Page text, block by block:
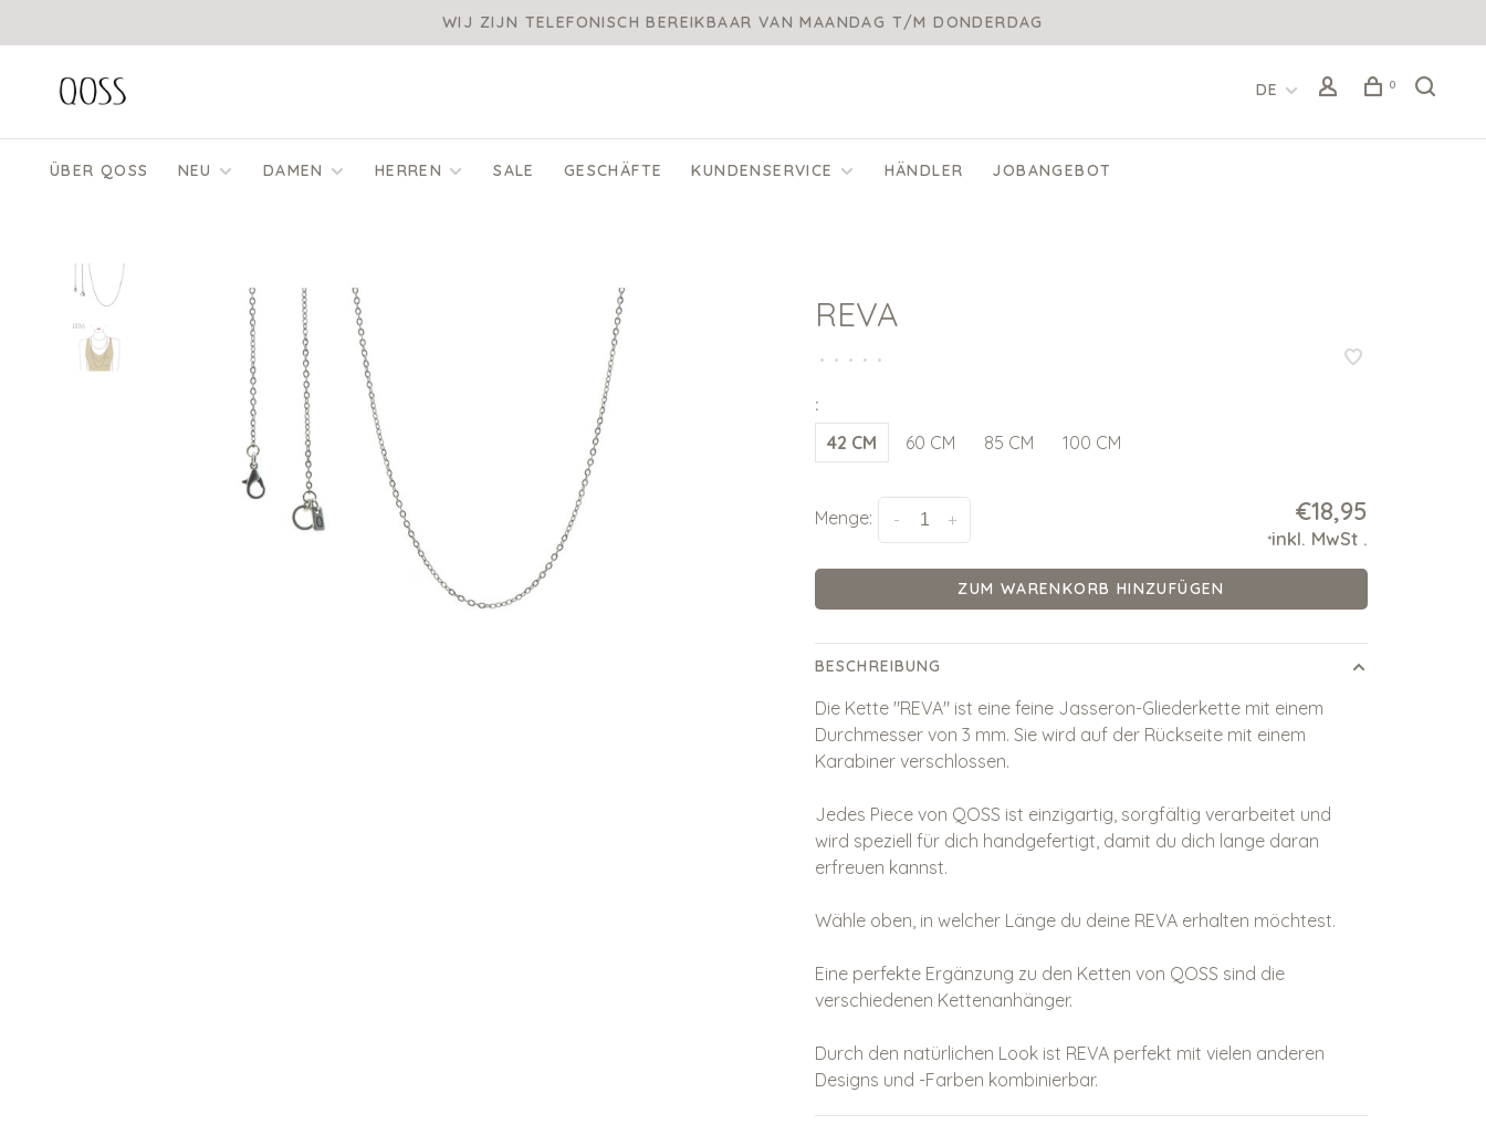
WIJ ZIJN TELEFONISCH BEREIKBAAR VAN MAANDAG T/M DONDERDAG
DE 0
ÜBER QOSS NEU DAMEN HERREN SALE GESCHÄFTE KUNDENSERVICE HÄNDLER JOBANGEBOT
REVA
• • • • •
:
42 CM 60 CM 85 CM 100 CM
Menge: +
- €18,95
*inkl. MwSt .
ZUM WARENKORB HINZUFÜGEN
BESCHREIBUNG
Die Kette "REVA" ist eine feine Jasseron-Gliederkette mit einem
Durchmesser von 3 mm. Sie wird auf der Rückseite mit einem
Karabiner verschlossen.
Jedes Piece von QOSS ist einzigartig, sorgfältig verarbeitet und
wird speziell für dich handgefertigt, damit du dich lange daran
erfreuen kannst.
Wähle oben, in welcher Länge du deine REVA erhalten möchtest.
Eine perfekte Ergänzung zu den Ketten von QOSS sind die
verschiedenen Kettenanhänger.
Durch den natürlichen Look ist REVA perfekt mit vielen anderen
Designs und -Farben kombinierbar.